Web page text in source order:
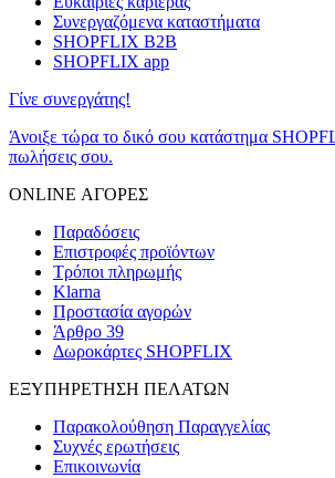
Συνεργαζόμενα καταστήματα
SHOPFLIX B2B
SHOPFLIX app
Γίνε συνεργάτης!
Άνοιξε τώρα το δικό σου κατάστημα
πωλήσεις σου.
ONLINE ΑΓΟΡΕΣ
Παραδόσεις
Επιστροφές προϊόντων
Τρόποι πληρωμής
Klarna
Προστασία αγορών
Άρθρο 39
Δωροκάρτες SHOPFLIX
ΕΞΥΠΗΡΕΤΗΣΗ ΠΕΛΑΤΩΝ
Παρακολούθηση Παραγγελίας
Συχνές ερωτήσεις
Επικοινωνία